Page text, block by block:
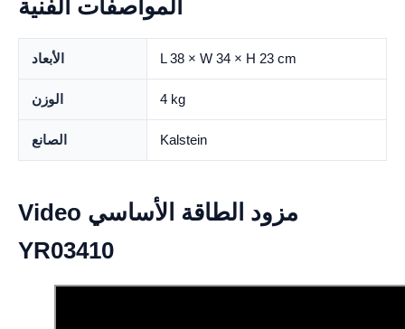
المواصفات الفنية
الأبعاد L 38 × W 34 × H 23 cm
الوزن 4 kg
الصانع Kalstein
Video مزود الطاقة الأساسي
YR03410